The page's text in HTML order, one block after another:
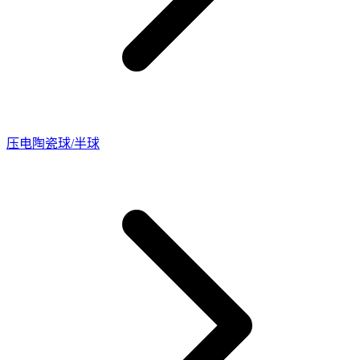
压电陶瓷球/半球